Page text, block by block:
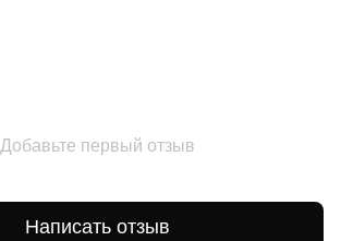
Добавьте первый отзыв
Написать отзыв